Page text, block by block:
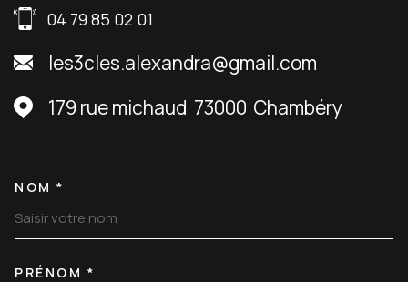
04 79 85 02 01
les3cles.alexandra@gmail.com
179 rue michaud 73000 Chambéry
NOM *
PRÉNOM *